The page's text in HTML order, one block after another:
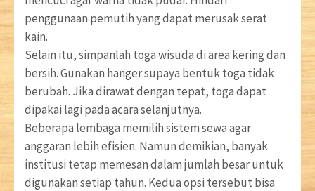
penggunaan pemutih yang dapat merusak serat
kain.
Selain itu, simpanlah toga wisuda di area kering dan
bersih. Gunakan hanger supaya bentuk toga tidak
berubah. Jika dirawat dengan tepat, toga dapat
dipakai lagi pada acara selanjutnya.
Beberapa lembaga memilih sistem sewa agar
anggaran lebih efisien. Namun demikian, banyak
institusi tetap memesan dalam jumlah besar untuk
digunakan setiap tahun. Kedua opsi tersebut bisa